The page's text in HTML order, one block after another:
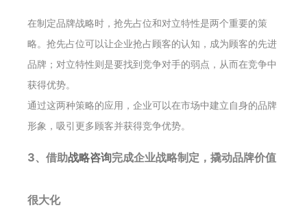
在制定品牌战略时，抢先占位和对立特性是两个重要的策
略。抢先占位可以让企业抢占顾客的认知，成为顾客的先进
品牌；对立特性则是要找到竞争对手的弱点，从而在竞争中
获得优势。
通过这两种策略的应用，企业可以在市场中建立自身的品牌
形象，吸引更多顾客并获得竞争优势。
3、借助战略咨询完成企业战略制定，撬动品牌价值
很大化